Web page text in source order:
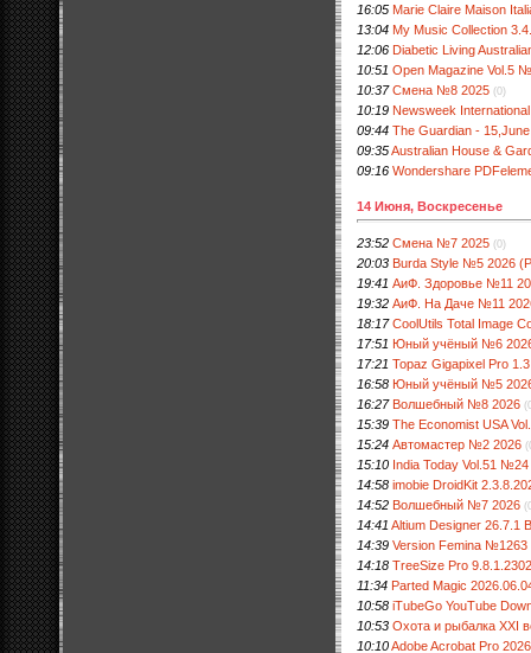
16:05 Marie Claire Maison
13:04 My Music Collection
12:06 Diabetic Living
10:51 Open Magazine Vol.5
10:37 Смена №8 2025 (0)
10:19 Newsweek
09:44 The Guardian -
09:35Australian House &
09:16 Wondershare
14 Июня, Воскресенье
23:52 Смена №7 2025 (0)
20:03 Burdа Style №5 2026
19:41 АиФ. Здоровье №11
19:32 АиФ. На Даче №11
18:17 CoolUtils Total Image
17:51 Юный учёный №6
17:21 Topaz Gigapixel Pro
16:58 Юный учёный №5
16:27 Волшебный №8 2026
15:39 The Economist USA
15:24 Автомастер №2 2026
15:10 India Today Vol.51 №24
14:58 imobie DroidKit
14:52 Волшебный №7 2026
14:41 Altium Designer 26.7.1
14:39 Version Femina №1263
14:18 TreeSize Pro
11:34 Parted Magic
10:58 iTubeGo YouTube
10:53 Охота и рыбалка ХХI
10:10Adobe Acrobat Pro